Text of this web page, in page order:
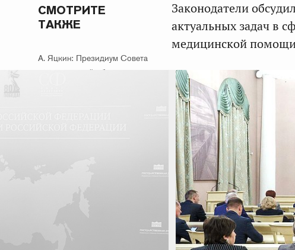
СМОТРИТЕ
ТАКЖЕ
А. Яцкин: Президиум Совета
законодателей обсудил
Законодатели
актуальных задач в
медицинской